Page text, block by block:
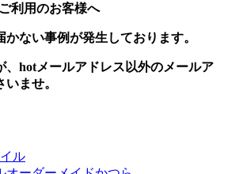
利用のお客様へ
ない事例が発生しております。
、hotメールアドレス以外のメールア
いませ。
ル